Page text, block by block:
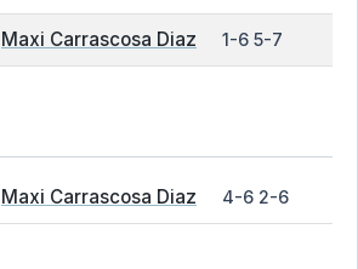
Maxi Carrascosa Diaz 1-6 5-7
Maxi Carrascosa Diaz 4-6 2-6